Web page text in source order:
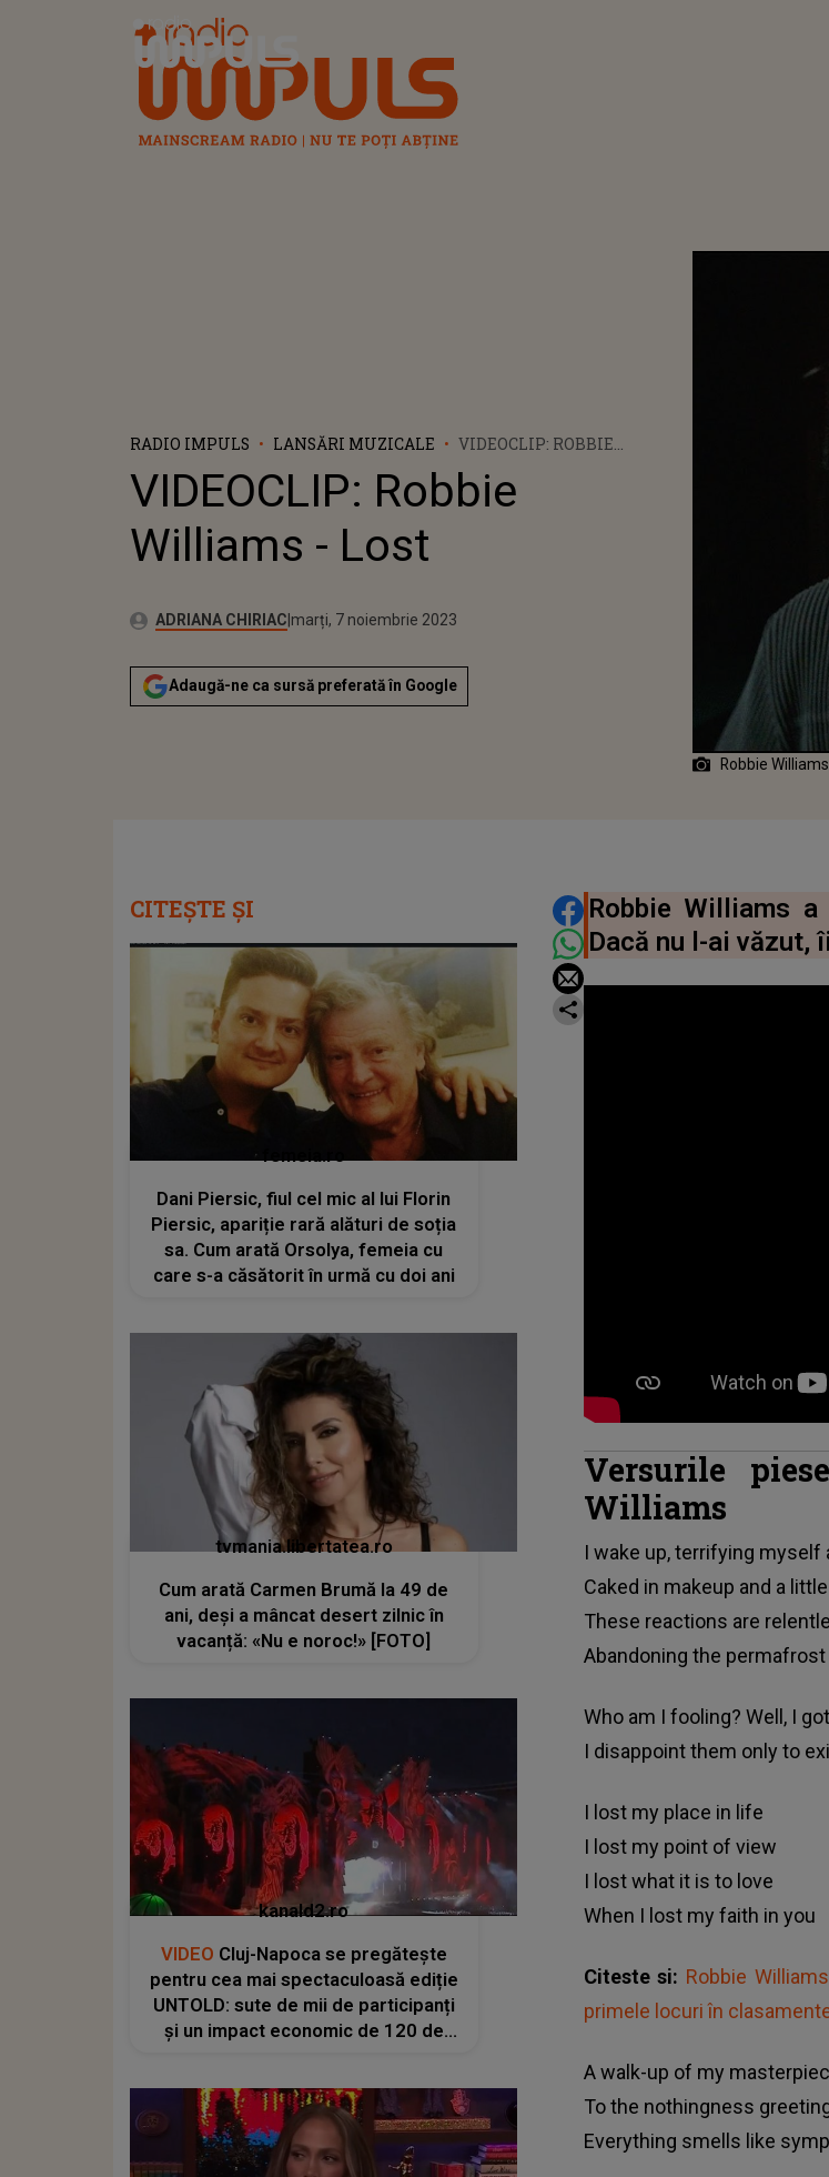
Radio Impuls
RADIO IMPULS LANSĂRI MUZICALE
VIDEOCLIP: ROBBIE
VIDEOCLIP: Robbie
Williams - Lost
Autor:ADRIANA CHIRIACPublicat:
luni, 7 noiembrie 2022
Actualizat:
marți, 7 noiembrie 2023
Adaugă-ne ca sursă preferată în Google
Robbie
DISTRIBUIE ARTICOLUL
Robbie Williams
Dacă nu l-ai văzut,
Versurile
Williams
I wake up, terrifying myself
Caked in makeup and a
These reactions are
Abandoning the permafrost
Who am I fooling? Well, I
I disappoint them only to
I lost my place in life
I lost my point of view
I lost what it is to love
When I lost my faith in you
Citeste si: Robbie
primele locuri în
A walk-up of my
To the nothingness
Everything smells like
CITEȘTE ȘI
femeia.ro
Dani Piersic, fiul cel mic al lui Florin
Piersic, apariție rară alături de soția
sa. Cum arată Orsolya, femeia cu
care s-a căsătorit în urmă cu doi ani
tvmania.libertatea.ro
Cum arată Carmen Brumă la 49 de
ani, deși a mâncat desert zilnic în
vacanță: «Nu e noroc!» [FOTO]
kanald2.ro
VIDEO Cluj-Napoca se pregătește
pentru cea mai spectaculoasă ediție
UNTOLD: sute de mii de participanți
și un impact economic de 120 de